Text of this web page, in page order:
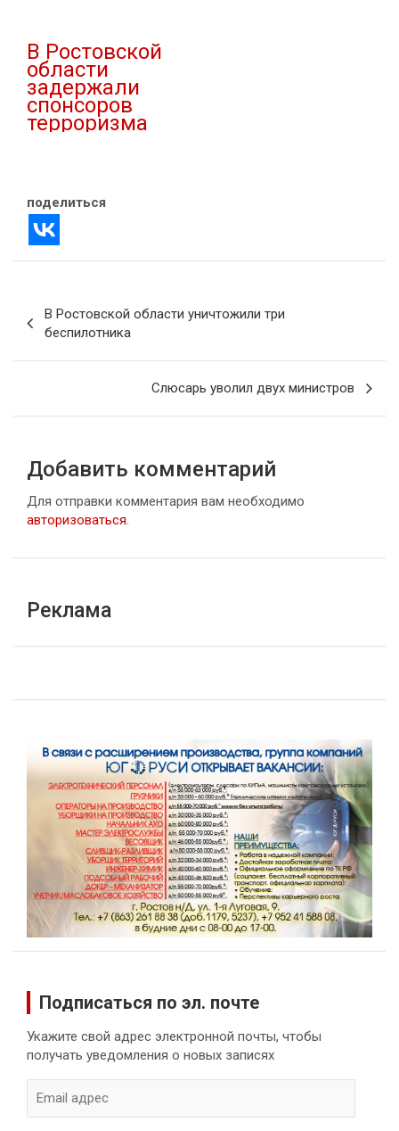
В Ростовской
области
задержали
спонсоров
терроризма
поделиться
по
записям
В Ростовской области уничтожили три
беспилотника
Слюсарь уволил двух министров
Добавить комментарий
Для отправки комментария вам необходимо
авторизоваться.
Реклама
Подписаться по эл. почте
Укажите свой адрес электронной почты, чтобы
получать уведомления о новых записях
адрес